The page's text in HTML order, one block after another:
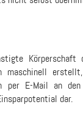
maschinell
per E-Mail an
dar.